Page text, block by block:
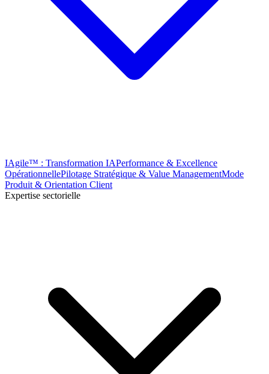
IAgile™ : Transformation IAPerformance & Excellence
OpérationnellePilotage Stratégique & Value ManagementMode
Produit & Orientation Client
Expertise sectorielle